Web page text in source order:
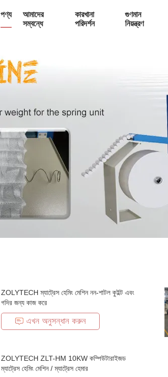
পণ্য
আমাদের
সম্বন্ধে
কারখানা
পরিদর্শন
গুণমান
নিয়ন্ত্রণ
ZOLYTECH ম্যাট্রেস হেমিং মেশিন নন-শাটল কুইল্ট এবং
গদির জন্য কাজ করে
এখন অনুসন্ধান করুন
ZOLYTECH ZLT-HM 10KW কম্পিউটারাইজড
ম্যাট্রেস হেমিং মেশিন / ম্যাট্রেস হেমার